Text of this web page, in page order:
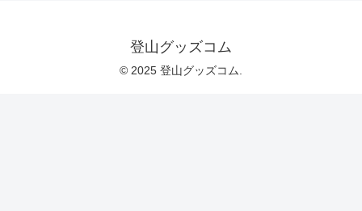
登山グッズコム
© 2025 登山グッズコム.